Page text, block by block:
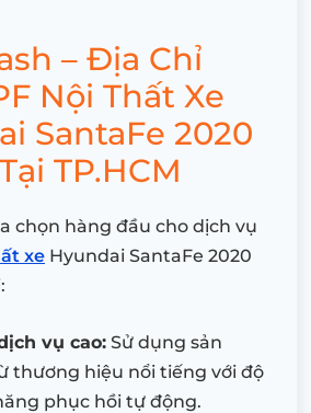
– Địa Chỉ
Nội Thất Xe
SantaFe 2020
TP.HCM
chọn hàng đầu cho dịch vụ
xe Hyundai SantaFe 2020
vụ cao: Sử dụng sản
thương hiệu nổi tiếng với độ
phục hồi tự động.